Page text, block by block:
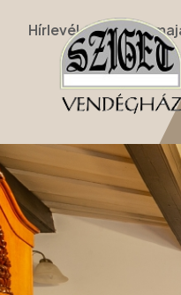
Hírlevél
Apartmanok ›